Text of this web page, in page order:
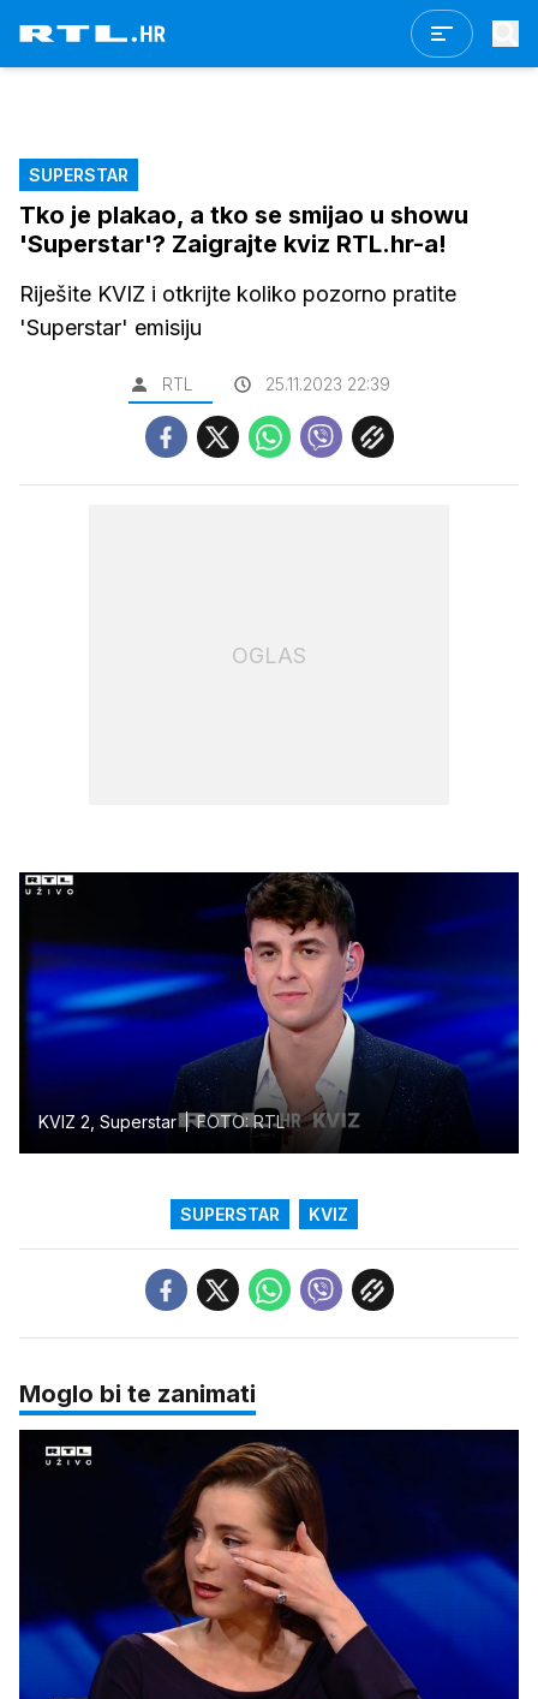
SUPERSTAR
Tko je plakao, a tko se smijao u showu
'Superstar'? Zaigrajte kviz RTL.hr-a!
Riješite KVIZ i otkrijte koliko pozorno pratite
'Superstar' emisiju
RTL 25.11.2023 22:39
OGLAS
KVIZ 2, Superstar FOTO: RTL
SUPERSTAR KVIZ
Moglo bi te zanimati